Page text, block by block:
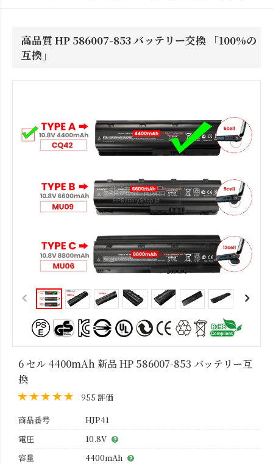
高品質 HP 586007-853 バッテリー交換 「100%の
互換」
6 セル 4400mAh 新品 HP 586007-853 バッテリー互
換
955 評価
商品番号
HJP41
電圧
10.8V
容量
4400mAh